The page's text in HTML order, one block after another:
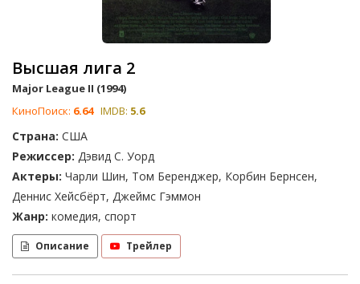
Высшая лига 2
Major League II (1994)
КиноПоиск: 6.64 IMDB: 5.6
Страна: США
Режиссер: Дэвид С. Уорд
Актеры: Чарли Шин, Том Беренджер, Корбин Бернсен,
Деннис Хейсбёрт, Джеймс Гэммон
Жанр: комедия, спорт
Описание Трейлер